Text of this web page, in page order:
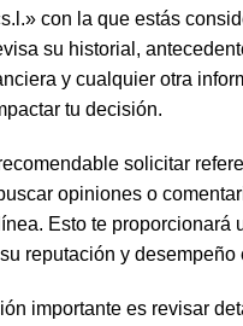
con la que estás
su historial,
y cualquier otra
tu decisión.
solicitar
opiniones o
Esto te proporcionará
reputación y desempeño
importante es revisar